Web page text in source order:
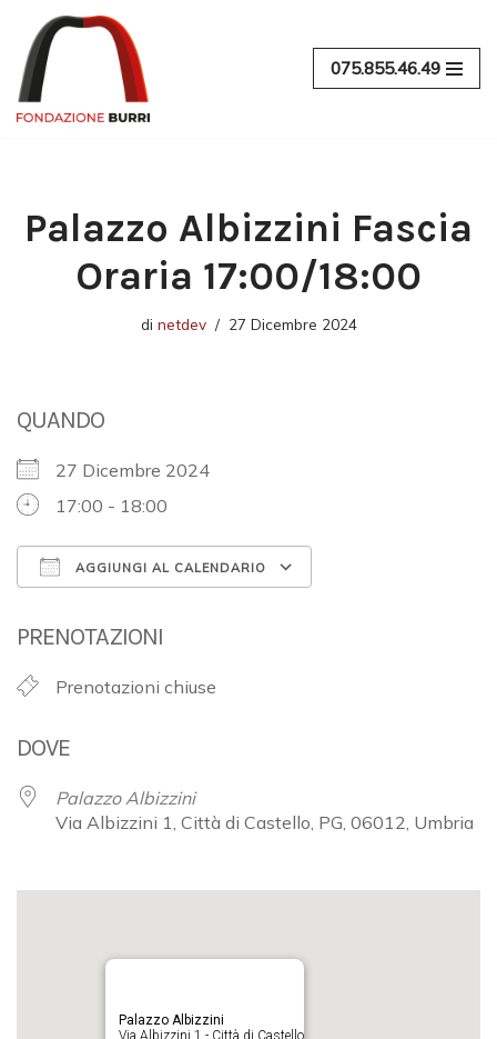
Vai
al
contenuto
075.855.46.49
Palazzo Albizzini Fascia
Oraria 17:00/18:00
di netdev 27 Dicembre 2024
QUANDO
27 Dicembre 2024
17:00 - 18:00
AGGIUNGI AL CALENDARIO
PRENOTAZIONI
Prenotazioni chiuse
DOVE
Palazzo Albizzini
Via Albizzini 1, Città di Castello, PG, 06012, Umbria
Palazzo Albizzini
Via Albizzini 1 - Città di Castello